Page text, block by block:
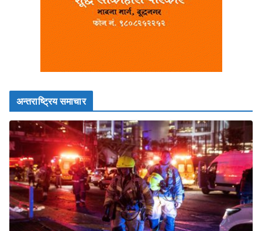
अन्तराष्ट्रिय समाचार